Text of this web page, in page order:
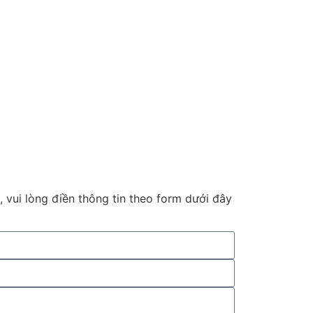
vui lòng điền thông tin theo form dưới đây